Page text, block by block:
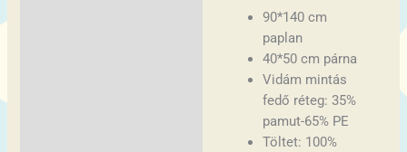
90*140 cm
paplan
40*50 cm párna
Vidám mintás
fedő réteg: 35%
pamut-65% PE
Töltet: 100%